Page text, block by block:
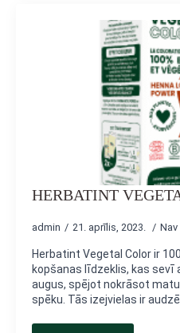
HERBATINT
admin 21. aprīlis, 2023.
Herbatint Vegetal Color ir
kopšanas līdzeklis, kas
augus, spējot nokrāsot
spēku. Tās izejvielas ir